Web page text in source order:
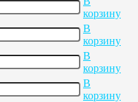
корзину
В
корзину
В
корзину
В
корзину